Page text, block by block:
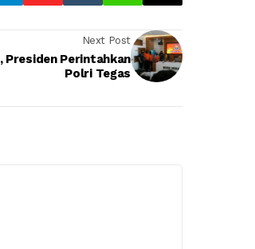
Next Post
Presiden Perintahkan
Polri Tegas